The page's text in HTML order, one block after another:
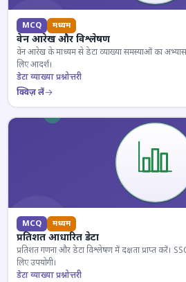
MCQ मध्यम
वेन आरेख और विश्लेषण
वेन आरेख के माध्यम से डेटा व्याख्या समस्याओं का अभ्यास
लिए आदर्श।
डेटा व्याख्या प्रश्नोत्तरी
क्विज़ लें
MCQ मध्यम
प्रतिशत आधारित डेटा
प्रतिशत गणना और डेटा विश्लेषण में दक्षता प्राप्त करें।
लिए उपयोगी।
डेटा व्याख्या प्रश्नोत्तरी